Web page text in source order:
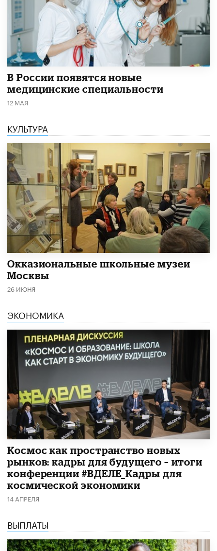
В России появятся новые
медицинские специальности
12 МАЯ
КУЛЬТУРА
​Окказиональные школьные музеи
Москвы
26 ИЮНЯ
ЭКОНОМИКА
Космос как пространство новых
рынков: кадры для будущего – итоги
конференции #ВДЕЛЕ_Кадры для
космической экономики
14 АПРЕЛЯ
ВЫПЛАТЫ